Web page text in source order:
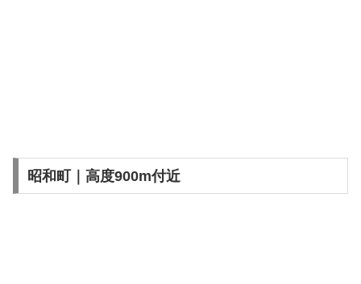
昭和町｜高度900m付近